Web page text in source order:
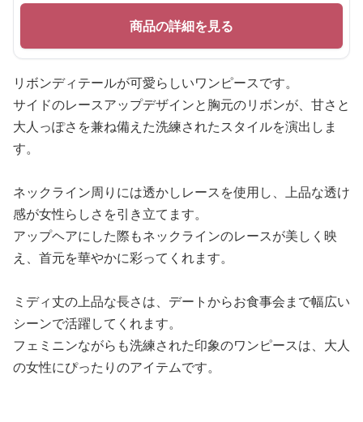
商品の詳細を見る
リボンディテールが可愛らしいワンピースです。
サイドのレースアップデザインと胸元のリボンが、甘さと
大人っぽさを兼ね備えた洗練されたスタイルを演出しま
す。
ネックライン周りには透かしレースを使用し、上品な透け
感が女性らしさを引き立てます。
アップヘアにした際もネックラインのレースが美しく映
え、首元を華やかに彩ってくれます。
ミディ丈の上品な長さは、デートからお食事会まで幅広い
シーンで活躍してくれます。
フェミニンながらも洗練された印象のワンピースは、大人
の女性にぴったりのアイテムです。